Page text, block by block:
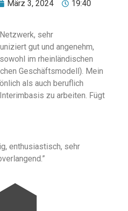
März 3, 2024
19:40
sehr
gut und angenehm,
im rheinländischen
Geschäftsmodell). Mein
als auch beruflich
zu arbeiten. Fügt
enthusiastisch, sehr